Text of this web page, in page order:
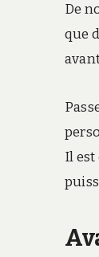
De
que
Il